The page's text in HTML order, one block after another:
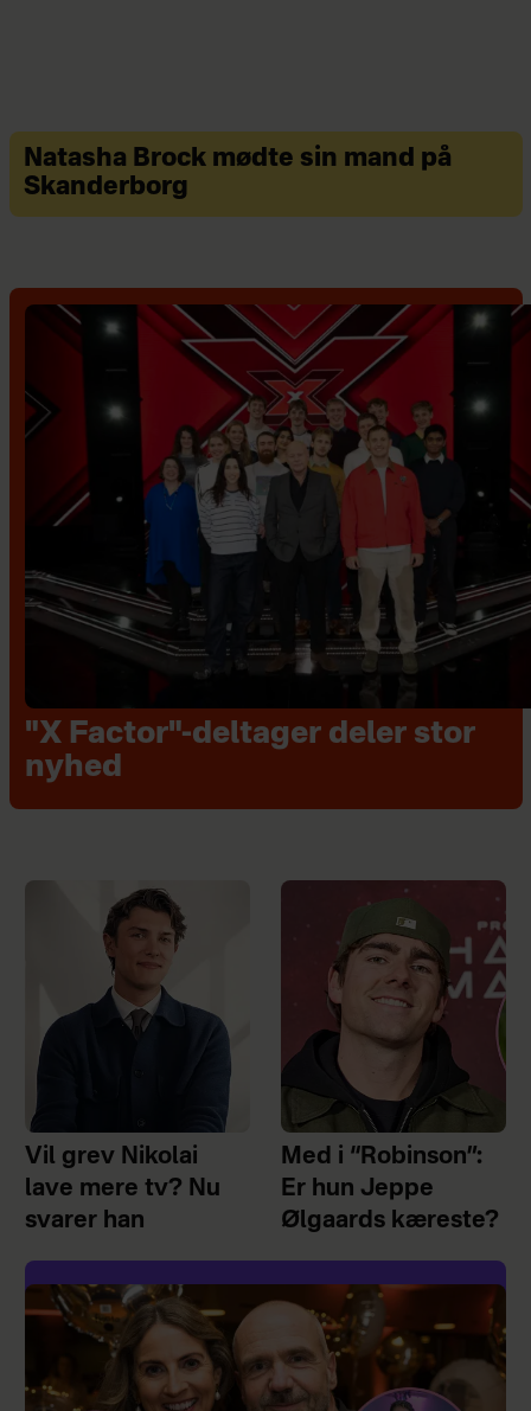
Natasha Brock mødte sin mand på
Skanderborg
"X Factor"-deltager deler stor
nyhed
Vil grev Nikolai
lave mere tv? Nu
svarer han
Med i “Robinson”:
Er hun Jeppe
Ølgaards kæreste?